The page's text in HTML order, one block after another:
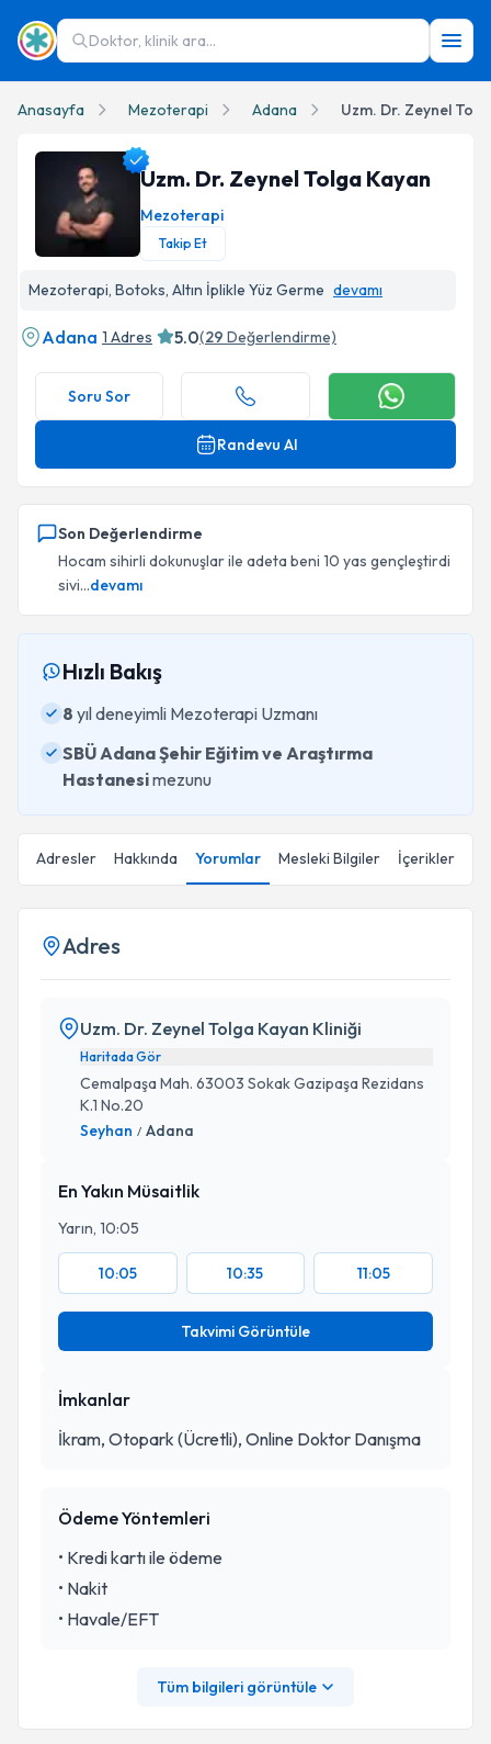
Doktor, klinik ara...
Anasayfa Mezoterapi Adana Uzm. Dr. Zeynel
Uzm. Dr. Zeynel Tolga Kayan
Mezoterapi
Takip Et
Mezoterapi, Botoks, Altın İplikle Yüz Germe devamı
Adana 1 Adres 5.0(29 Değerlendirme)
Soru Sor
Randevu Al
Son Değerlendirme
Hocam sihirli dokunuşlar ile adeta beni 10 yas gençleştirdi
sivi...devamı
Hızlı Bakış
8 yıl deneyimli Mezoterapi Uzmanı
SBÜ Adana Şehir Eğitim ve Araştırma
Hastanesimezunu
Adresler Hakkında Yorumlar Mesleki Bilgiler İçerikler
Adres
Uzm. Dr. Zeynel Tolga Kayan Kliniği
Haritada Gör
Cemalpaşa Mah. 63003 Sokak Gazipaşa Rezidans
K.1 No.20
Seyhan / Adana
En Yakın Müsaitlik
Yarın, 10:05
10:05 10:35 11:05
Takvimi Görüntüle
İmkanlar
İkram, Otopark (Ücretli), Online Doktor Danışma
Ödeme Yöntemleri
• Kredi kartı ile ödeme
• Nakit
• Havale/EFT
Tüm bilgileri görüntüle